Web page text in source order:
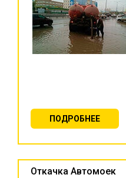
ПОДРОБНЕЕ
Откачка Автомоек